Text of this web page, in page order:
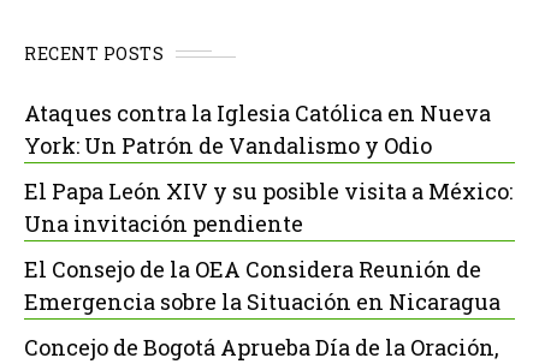
RECENT POSTS
Ataques contra la Iglesia Católica en Nueva
York: Un Patrón de Vandalismo y Odio
El Papa León XIV y su posible visita a México:
Una invitación pendiente
El Consejo de la OEA Considera Reunión de
Emergencia sobre la Situación en Nicaragua
Concejo de Bogotá Aprueba Día de la Oración,